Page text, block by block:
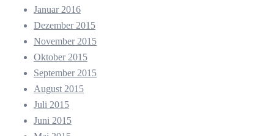
Januar 2016
Dezember 2015
November 2015
Oktober 2015
September 2015
August 2015
Juli 2015
Juni 2015